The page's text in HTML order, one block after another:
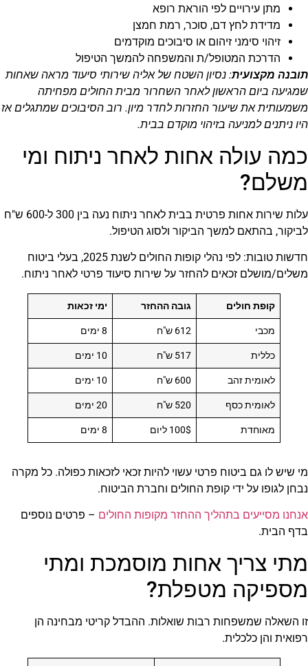
מתן עירויים לפי הוראת רופא
מדידת לחץ דם, סוכר, רמת חמצן
זיהוי סימני זיהום או סיבוכים מוקדמים
הדרכת המטופל/ת והמשפחה להמשך הטיפול
תובנה מקצועית: נסיון השטח של אליה שירותי סיעוד מראה שאחות
שמגיעה ביום הראשון לאחר השחרור מבית החולים מפחיתה
משמעותית את שיעור החזרות לחדר מיון. רוב הסיבוכים שמתגלים אז
היו ניתנים למניעה בזיהוי מוקדם בבית.
כמה עולה אחות לאחר ניתוח ומי
משלם?
עלות שירות אחות פרטית בבית לאחר ניתוח נעה בין 300 ל-600 ש"ח
לביקור, בהתאם למשך הביקור ולסוג הטיפול.
חדשות טובות: לפי נהלי קופות החולים לשנת 2025, בעלי ביטוח
משלים/מושלם זכאים להחזר על שירות סיעוד פרטי לאחר ניתוח.
קופת חולים גובה ההחזר ימי זכאות
מכבי 612 ש"ח 8 ימים
כללית 517 ש"ח 10 ימים
לאומית זהב 600 ש"ח 10 ימים
לאומית כסף 520 ש"ח 20 ימים
מאוחדת 100$ ליום 8 ימים
מי שיש לו גם ביטוח פרטי עשוי להיות זכאי לזכאות כפולה. כל מקרה
נבחן לגופו על ידי קופת החולים וחברת הביטוח.
אנחנו מסייעים בתהליך ההחזר מקופות החולים – פרטים נוספים
בדף הבית.
מתי צריך אחות מוסמכת ומתי
מספיקה מטפלת?
זו השאלה שמשפחות רבות שואלות. ההבדל קריטי מבחינה הן
רפואית והן כלכלית.